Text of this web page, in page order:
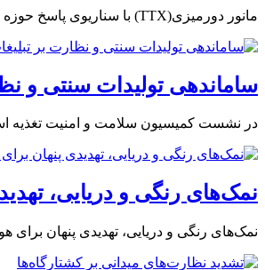
مانور دورمیزی(TTX) با سناریوی پاسخ حوزه سلامت استان کرمان در شرایط بحران کرمان – مهرکریمان نیوز/ دانشگاه...
ساماندهی تولیدات سنتی و
در نشست کمیسیون سلامت و امنیت تغذیه
نمک‌های رنگی و دریایی،
نمک‌های رنگی و دریایی، تهدیدی پنهان